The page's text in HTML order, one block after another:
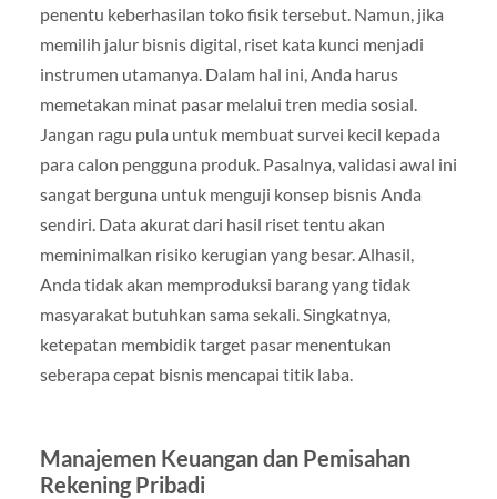
penentu keberhasilan toko fisik tersebut. Namun, jika
memilih jalur bisnis digital, riset kata kunci menjadi
instrumen utamanya. Dalam hal ini, Anda harus
memetakan minat pasar melalui tren media sosial.
Jangan ragu pula untuk membuat survei kecil kepada
para calon pengguna produk. Pasalnya, validasi awal ini
sangat berguna untuk menguji konsep bisnis Anda
sendiri. Data akurat dari hasil riset tentu akan
meminimalkan risiko kerugian yang besar. Alhasil,
Anda tidak akan memproduksi barang yang tidak
masyarakat butuhkan sama sekali. Singkatnya,
ketepatan membidik target pasar menentukan
seberapa cepat bisnis mencapai titik laba.
Manajemen Keuangan dan Pemisahan
Rekening Pribadi